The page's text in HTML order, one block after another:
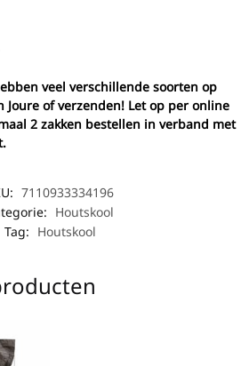
veel verschillende soorten op
Joure of verzenden! Let op per online
2 zakken bestellen in verband met
7110933334196
Houtskool
Tag: Houtskool